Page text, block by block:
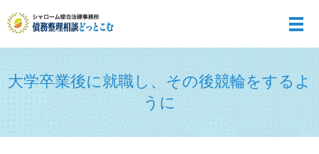
メ
大学卒業後に就職し、その後競輪をするよ
うに